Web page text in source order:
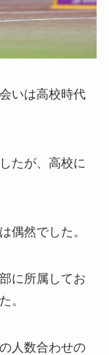
いは高校時代
たが、高校に
偶然でした。
に所属してお
。
人数合わせの